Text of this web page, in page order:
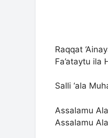
Raqqat
Fa’ataytu ila
Salli ‘ala
Assalamu
Assalamu